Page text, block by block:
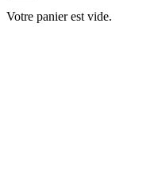
Votre panier est vide.